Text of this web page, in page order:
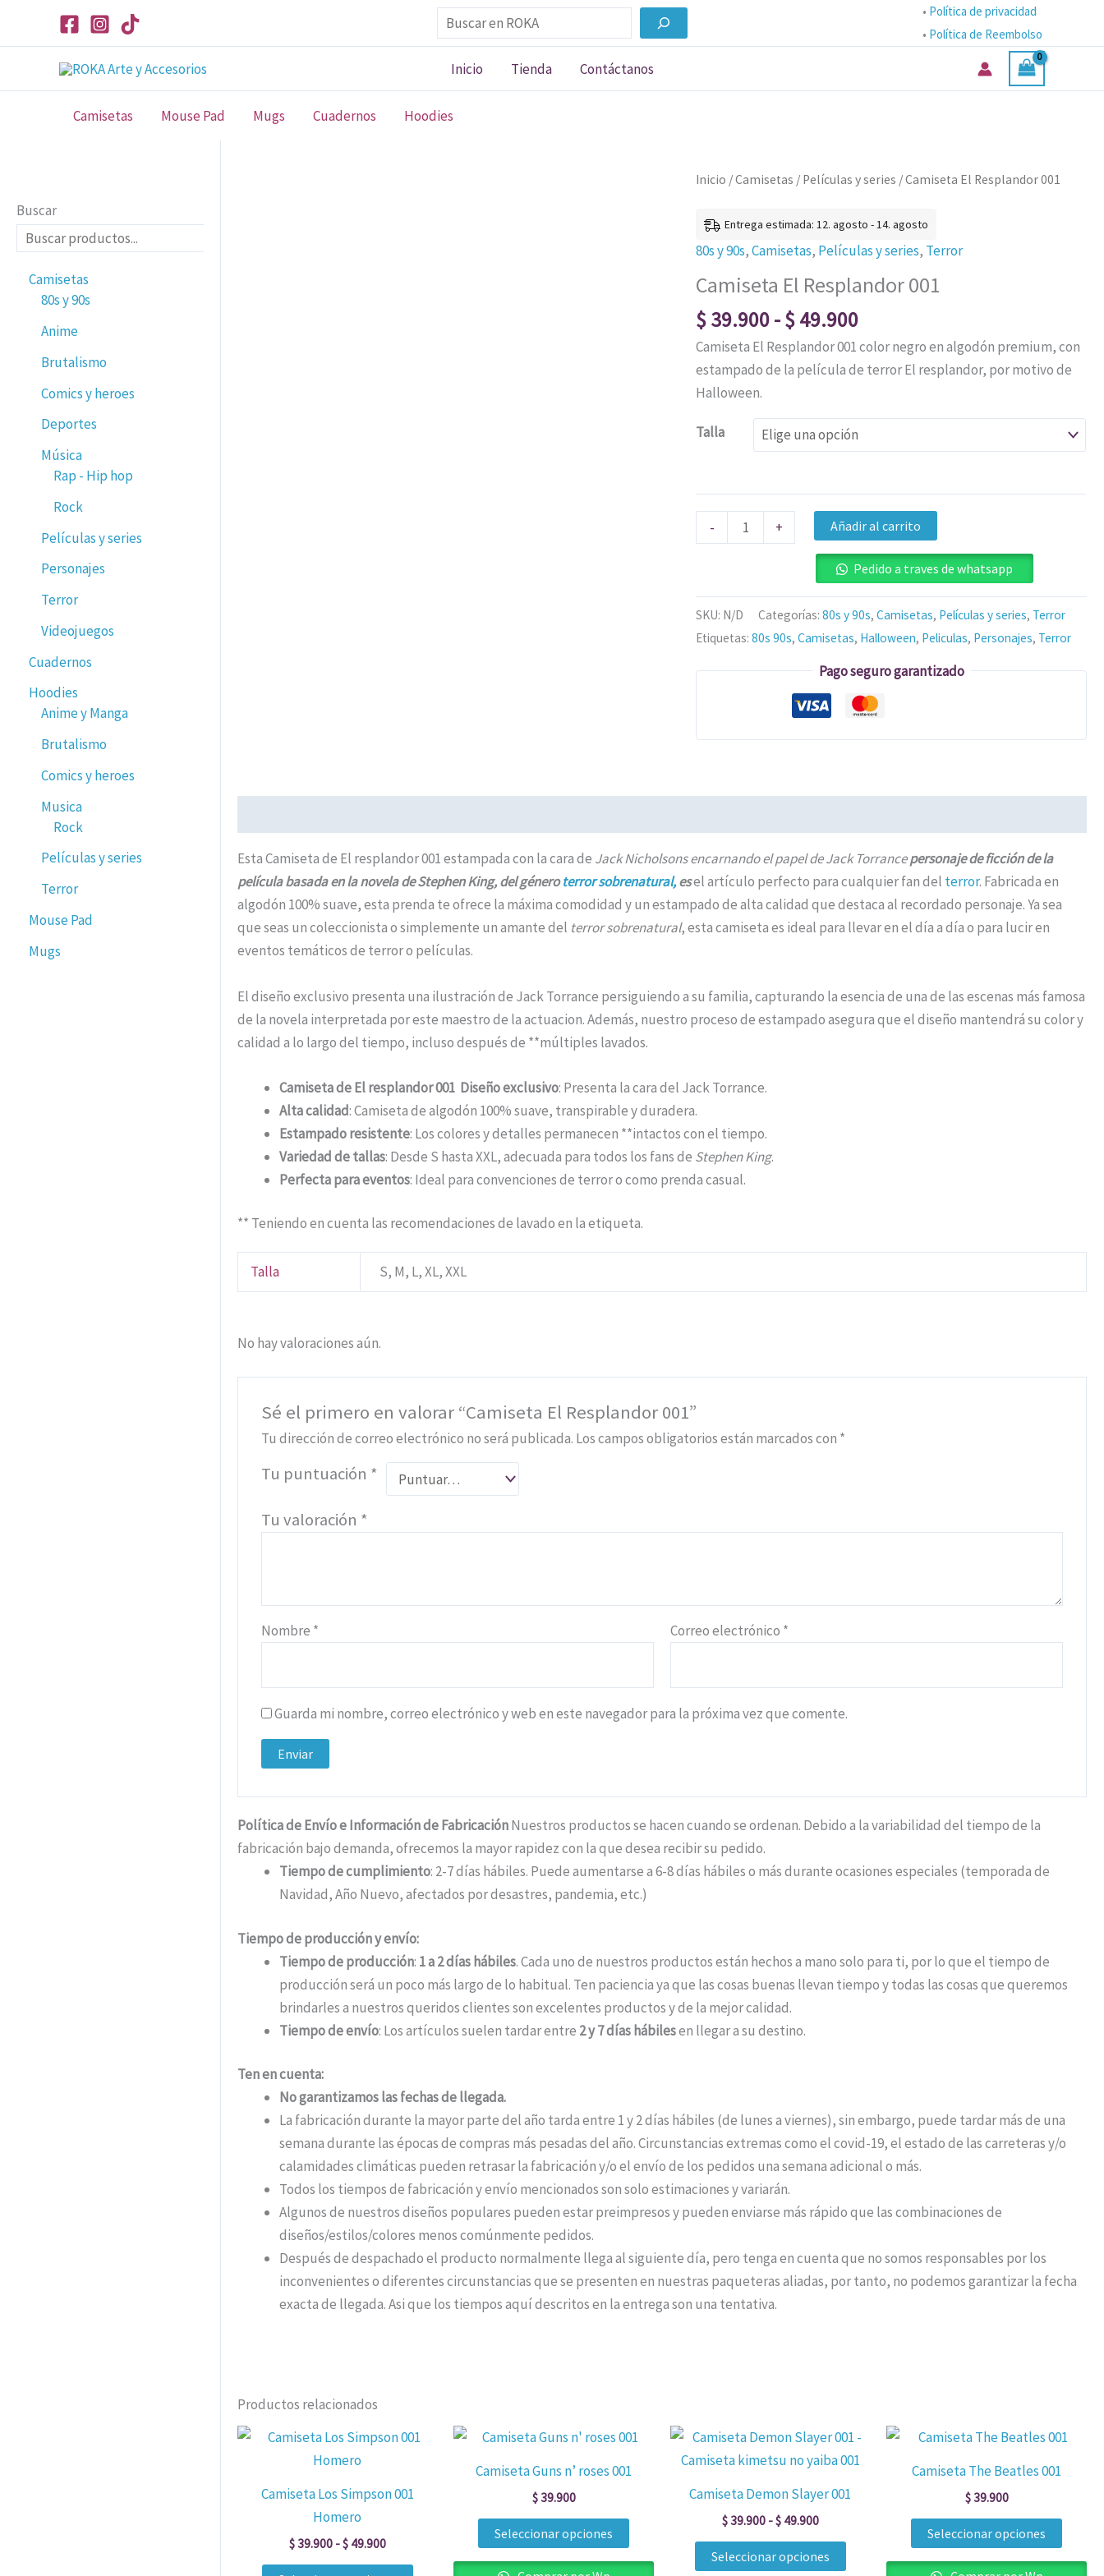
Buscar • Política de privacidad
• Política de Reembolso
Inicio Tienda Contáctanos
Camisetas Mouse Pad Mugs Cuadernos Hoodies
Buscar
Camisetas
80s y 90s
Anime
Brutalismo
Comics y heroes
Deportes
Música
Rap - Hip hop
Rock
Películas y series
Personajes
Terror
Videojuegos
Cuadernos
Hoodies
Anime y Manga
Brutalismo
Comics y heroes
Musica
Rock
Películas y series
Terror
Mouse Pad
Mugs
Inicio /Camisetas / Películas y series / Camiseta El Resplandor 001
Entrega estimada: 12. agosto - 14. agosto
80s y 90s,Camisetas, Películas y series, Terror
Camiseta El Resplandor 001
$39.900-$49.900
Rango
precios:
desde
$ 39.900
hasta
$ 49.900
Camiseta El Resplandor 001 color negro en algodón premium, con
estampado de la película de terror El resplandor, por motivo de
Halloween.
Talla
-
Camiseta
Resplandor
001
+ Añadir al carrito
Pedido a traves de whatsapp
SKU: N/D Categorías:80s y 90s,Camisetas, Películas y series, Terror
Etiquetas:80s 90s,Camisetas, Halloween, Peliculas, Personajes, Terror
Pago seguro garantizado
Esta Camiseta de El resplandor 001 estampada con la cara de Jack Nicholsons encarnando el papel de Jack Torrancepersonaje de ficción de la
película basada en la novela de Stephen King, del géneroterror sobrenatural,esel artículo perfecto para cualquier fan del terror. Fabricada en
algodón 100% suave, esta prenda te ofrece la máxima comodidad y un estampado de alta calidad que destaca al recordado personaje. Ya sea
que seas un coleccionista o simplemente un amante del terror sobrenatural, esta camiseta es ideal para llevar en el día a día o para lucir en
eventos temáticos de terror o películas.
El diseño exclusivo presenta una ilustración de Jack Torrance persiguiendo a su familia, capturando la esencia de una de las escenas más famosa
de la novela interpretada por este maestro de la actuacion. Además, nuestro proceso de estampado asegura que el diseño mantendrá su color y
calidad a lo largo del tiempo, incluso después de **múltiples lavados.
Camiseta de El resplandor 001 Diseño exclusivo: Presenta la cara del Jack Torrance.
Alta calidad: Camiseta de algodón 100% suave, transpirable y duradera.
Estampado resistente: Los colores y detalles permanecen **intactos con el tiempo.
Variedad de tallas: Desde S hasta XXL, adecuada para todos los fans de Stephen King.
Perfecta para eventos: Ideal para convenciones de terror o como prenda casual.
** Teniendo en cuenta las recomendaciones de lavado en la etiqueta.
Talla S, M, L, XL, XXL
No hay valoraciones aún.
Sé el primero en valorar “Camiseta El Resplandor 001”
Tu dirección de correo electrónico no será publicada. Los campos obligatorios están marcados con *
Tu puntuación *
Tu valoración *
Nombre * Correo electrónico *
Guarda mi nombre, correo electrónico y web en este navegador para la próxima vez que comente.
Política de Envío e Información de FabricaciónNuestros productos se hacen cuando se ordenan. Debido a la variabilidad del tiempo de la
fabricación bajo demanda, ofrecemos la mayor rapidez con la que desea recibir su pedido.
Tiempo de cumplimiento: 2-7 días hábiles. Puede aumentarse a 6-8 días hábiles o más durante ocasiones especiales (temporada de
Navidad, Año Nuevo, afectados por desastres, pandemia, etc.)
Tiempo de producción y envío:
Tiempo de producción: 1 a 2 días hábiles. Cada uno de nuestros productos están hechos a mano solo para ti, por lo que el tiempo de
producción será un poco más largo de lo habitual. Ten paciencia ya que las cosas buenas llevan tiempo y todas las cosas que queremos
brindarles a nuestros queridos clientes son excelentes productos y de la mejor calidad.
Tiempo de envío: Los artículos suelen tardar entre 2 y 7 días hábilesen llegar a su destino.
Ten en cuenta:
No garantizamos las fechas de llegada.
La fabricación durante la mayor parte del año tarda entre 1 y 2 días hábiles (de lunes a viernes), sin embargo, puede tardar más de una
semana durante las épocas de compras más pesadas del año. Circunstancias extremas como el covid-19, el estado de las carreteras y/o
calamidades climáticas pueden retrasar la fabricación y/o el envío de los pedidos una semana adicional o más.
Todos los tiempos de fabricación y envío mencionados son solo estimaciones y variarán.
Algunos de nuestros diseños populares pueden estar preimpresos y pueden enviarse más rápido que las combinaciones de
diseños/estilos/colores menos comúnmente pedidos.
Después de despachado el producto normalmente llega al siguiente día, pero tenga en cuenta que no somos responsables por los
inconvenientes o diferentes circunstancias que se presenten en nuestras paqueteras aliadas, por tanto, no podemos garantizar la fecha
exacta de llegada. Asi que los tiempos aquí descritos en la entrega son una tentativa.
Productos relacionados
Camiseta Los Simpson 001
Homero
$39.900 -$49.900
Rango
$ 39.900
Este
Camiseta Guns n’ roses 001
$39.900
Seleccionar opciones
Este
producto
Las
Camiseta Demon Slayer 001
$39.900 -$49.900
Rango
precios:
$ 39.900
$ 49.900
Seleccionar opciones
Este
producto
Camiseta The Beatles 001
$39.900
Seleccionar opciones
Este
Las